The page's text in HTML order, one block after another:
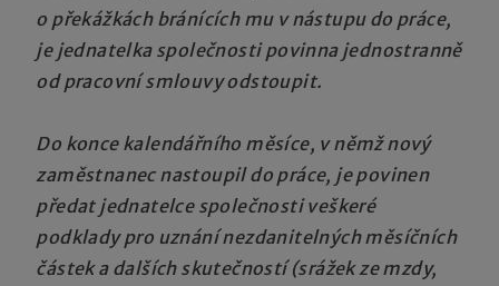
o překážkách bránících mu v nástupu do práce,
je jednatelka společnosti povinna jednostranně
od pracovní smlouvy odstoupit.
Do konce kalendářního měsíce, v němž nový
zaměstnanec nastoupil do práce, je povinen
předat jednatelce společnosti veškeré
podklady pro uznání nezdanitelných měsíčních
částek a dalších skutečností (srážek ze mzdy,